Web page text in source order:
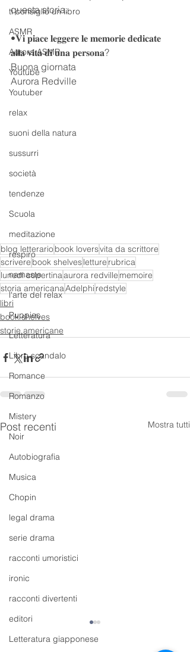
ti consiglio un libro
ASMR
Aurora ASMR
Youtube
Youtuber
relax
suoni della natura
sussurri
società
tendenze
Scuola
meditazione
respiro
namaste
l'arte del relax
Puppies
Letteratura
Libro scandalo
Romance
Romanzo
Mistery
Noir
Autobiografia
Musica
Chopin
legal drama
serie drama
racconti umoristici
ironic
racconti divertenti
editori
Letteratura giapponese
questa storia.
•𝐕𝐢 𝐩𝐢𝐚𝐜𝐞 𝐥𝐞𝐠𝐠𝐞𝐫𝐞 𝐥𝐞 𝐦𝐞𝐦𝐨𝐫𝐢𝐞 𝐝𝐞𝐝𝐢𝐜𝐚𝐭𝐞
𝐚𝐥𝐥𝐚 𝐯𝐢𝐭𝐚 𝐝𝐢 𝐮𝐧𝐚 𝐩𝐞𝐫𝐬𝐨𝐧𝐚?
Buona giornata
Aurora Redville
blog letterariobook loversvita da scrittore
scrivere book shelvesletture rubrica
lunedì copertinaaurora redville memoire
storia americanaAdelphi redstyle
libri
book shelves
storie americane
Post recenti Mostra tutti